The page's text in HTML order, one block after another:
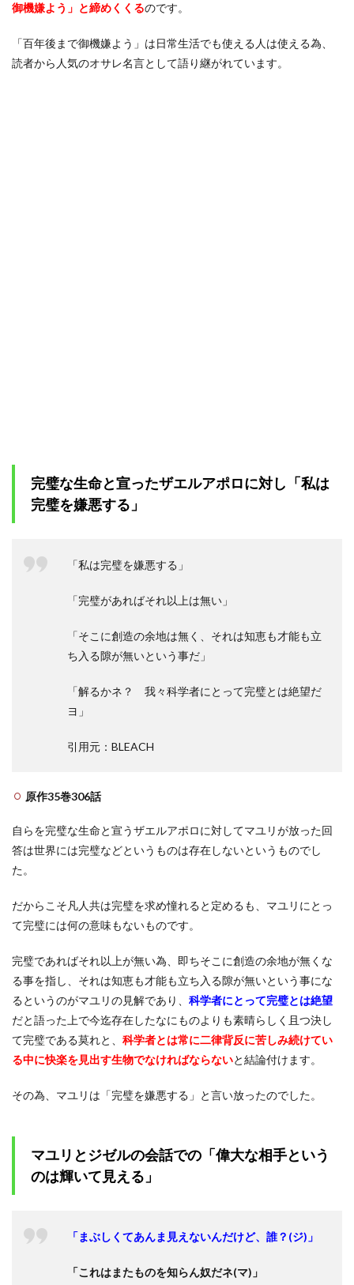
御機嫌よう」と締めくくるのです。
「百年後まで御機嫌よう」は日常生活でも使える人は使える為、
読者から人気のオサレ名言として語り継がれています。
完璧な生命と宣ったザエルアポロに対し「私は
完璧を嫌悪する」
「私は完璧を嫌悪する」
「完璧があればそれ以上は無い」
「そこに創造の余地は無く、それは知恵も才能も立
ち入る隙が無いという事だ」
「解るかネ？ 我々科学者にとって完璧とは絶望だ
ヨ」
引用元：BLEACH
原作35巻306話
自らを完璧な生命と宣うザエルアポロに対してマユリが放った回
答は世界には完璧などというものは存在しないというものでし
た。
だからこそ凡人共は完璧を求め憧れると定めるも、マユリにとっ
て完璧には何の意味もないものです。
完璧であればそれ以上が無い為、即ちそこに創造の余地が無くな
る事を指し、それは知恵も才能も立ち入る隙が無いという事にな
るというのがマユリの見解であり、 科学者にとって完璧とは絶望
だと語った上で今迄存在したなにものよりも素晴らしく且つ決し
て完璧である莫れと、 科学者とは常に二律背反に苦しみ続けてい
る中に快楽を見出す生物でなければならないと結論付けます。
その為、マユリは「完璧を嫌悪する」と言い放ったのでした。
マユリとジゼルの会話での「偉大な相手という
のは輝いて見える」
「まぶしくてあんま見えないんだけど、誰？(ジ)」
「これはまたものを知らん奴だネ(マ)」